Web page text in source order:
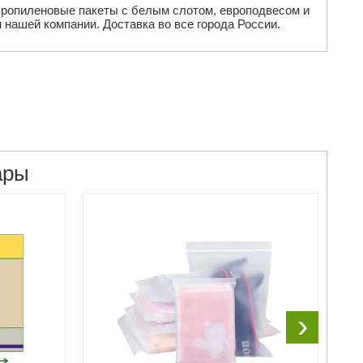
пакеты с белым слотом, европодвесом и
компании. Доставка во все города России.
›